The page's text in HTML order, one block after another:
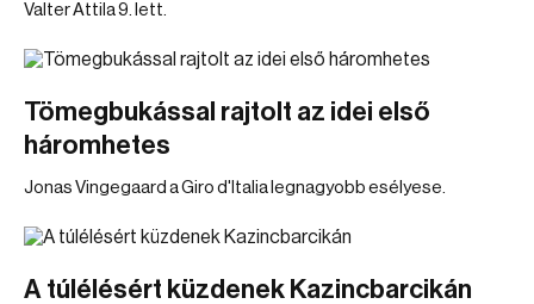
Valter Attila 9. lett.
Tömegbukással rajtolt az idei első
háromhetes
Jonas Vingegaard a Giro d'Italia legnagyobb esélyese.
A túlélésért küzdenek Kazincbarcikán